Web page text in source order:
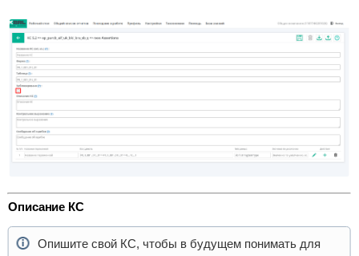
Описание КС
Опишите свой КС, чтобы в будущем понимать для